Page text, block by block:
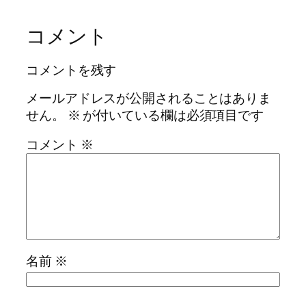
コメント
コメントを残す
メールアドレスが公開されることはありま
せん。
※ が付いている欄は必須項目です
コメント ※
名前 ※